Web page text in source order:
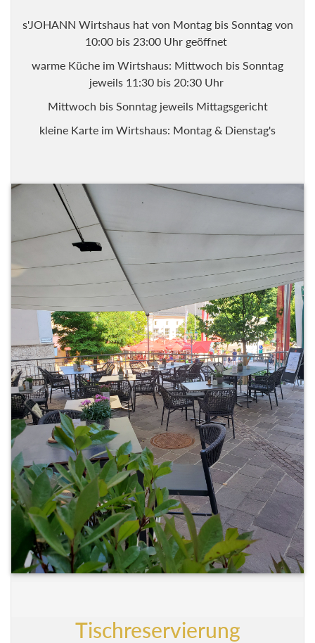
s'JOHANN Wirtshaus hat von Montag bis Sonntag von
10:00 bis 23:00 Uhr geöffnet
warme Küche im Wirtshaus: Mittwoch bis Sonntag
jeweils 11:30 bis 20:30 Uhr
Mittwoch bis Sonntag jeweils Mittagsgericht
kleine Karte im Wirtshaus: Montag & Dienstag's
Tischreservierung